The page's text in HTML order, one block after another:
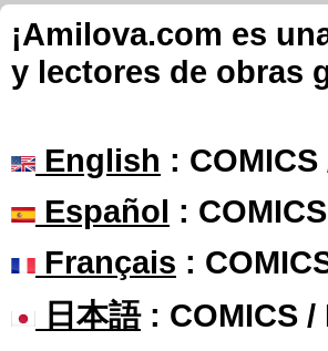
¡Amilova.com es
y lectores de obras
English :
Español :
Français :
日本語: COMICS /